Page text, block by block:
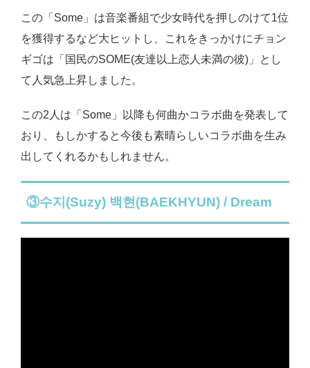
この「Some」は音楽番組で少女時代を押しのけて1位
を獲得するなど大ヒットし、これをきっかけにチョン
ギゴは「国民のSOME(友達以上恋人未満の彼)」とし
て人気急上昇しました。
この2人は「Some」以降も何曲かコラボ曲を発表して
おり、もしかすると今後も素晴らしいコラボ曲を生み
出してくれるかもしれません。
③수지(Suzy) 백현(BAEKHYUN) / Dream